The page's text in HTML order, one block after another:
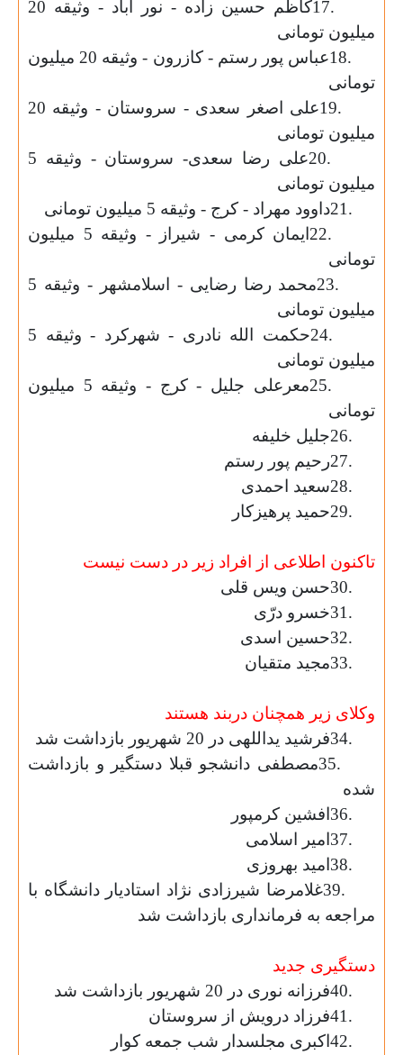
17.
کاظم حسین زاده - نور آباد - وثیقه 20
میلیون تومانی
18.
عباس پور رستم - کازرون - وثیقه 20 میلیون
تومانی
19.
علی اصغر سعدی - سروستان - وثیقه 20
میلیون تومانی
20.
علی رضا سعدی- سروستان - وثیقه 5
میلیون تومانی
21.داوود مهراد - کرج - وثیقه 5 میلیون تومانی
22.
ایمان کرمی - شیراز - وثیقه 5 میلیون
تومانی
23.
محمد رضا رضایی - اسلامشهر - وثیقه 5
میلیون تومانی
24.
حکمت الله نادری - شهرکرد - وثیقه 5
میلیون تومانی
25.
معرعلی جلیل - کرج - وثیقه 5 میلیون
تومانی
26.جلیل خلیفه
27.رحیم پور رستم
28.سعید احمدی
29.حمید پرهیزکار
تاکنون اطلاعی از افراد زیر در دست نیست
30.حسن ویس قلی
31.خسرو درّی
32.حسین اسدی
33.مجید متقیان
وکلای زیر همچنان دربند هستند
34.فرشید یداللهی در 20 شهریور بازداشت شد
35.مصطفی دانشجو قبلا دستگیر و بازداشت
شده
36.افشین کرمپور
37.امیر اسلامی
38.امید بهروزی
39.غلامرضا شیرزادی نژاد استادیار دانشگاه با
مراجعه به فرمانداری بازداشت شد
دستگیری جدید
40.فرزانه نوری در 20 شهریور بازداشت شد
41.فرزاد درویش از سروستان
42.اکبری مجلسدار شب جمعه کوار